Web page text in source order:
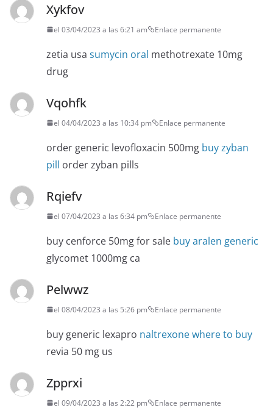
Xykfov
el 03/04/2023 a las 6:21 am Enlace permanente
zetia usa sumycin oral methotrexate 10mg
drug
Vqohfk
el 04/04/2023 a las 10:34 pm Enlace permanente
order generic levofloxacin 500mg buy zyban
pill order zyban pills
Rqiefv
el 07/04/2023 a las 6:34 pm Enlace permanente
buy cenforce 50mg for sale buy aralen generic
glycomet 1000mg ca
Pelwwz
el 08/04/2023 a las 5:26 pm Enlace permanente
buy generic lexapro naltrexone where to buy
revia 50 mg us
Zpprxi
el 09/04/2023 a las 2:22 pm Enlace permanente